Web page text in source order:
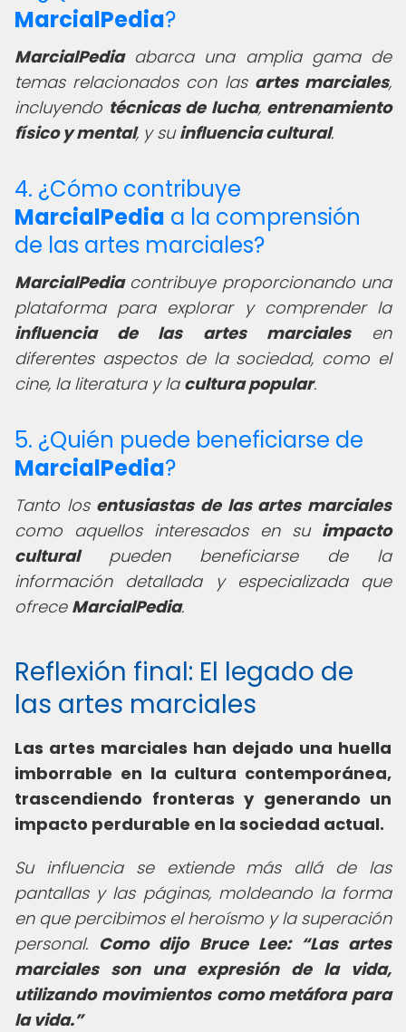
MarcialPedia?
MarcialPediaabarca una amplia gama de
temas relacionados con las artes marciales,
incluyendo técnicas de lucha, entrenamiento
físico y mental, y suinfluencia cultural.
4. ¿Cómo contribuye
MarcialPedia a la comprensión
de las artes marciales?
MarcialPediacontribuye proporcionando una
plataforma para explorar y comprender la
influencia de las artes marcialesen
diferentes aspectos de la sociedad, como el
cine, la literatura y la cultura popular.
5. ¿Quién puede beneficiarse de
MarcialPedia?
Tanto los entusiastas de las artes marciales
como aquellos interesados en su impacto
culturalpueden beneficiarse de la
información detallada y especializada que
ofrece MarcialPedia.
Reflexión final: El legado de
las artes marciales
Las artes marciales han dejado una huella
imborrable en la cultura contemporánea,
trascendiendo fronteras y generando un
impacto perdurable en la sociedad actual.
Su influencia se extiende más allá de las
pantallas y las páginas, moldeando la forma
en que percibimos el heroísmo y la superación
personal. Como dijo Bruce Lee:
Las artes
marciales son una expresión de la vida,
utilizando movimientos como metáfora para
la vida.